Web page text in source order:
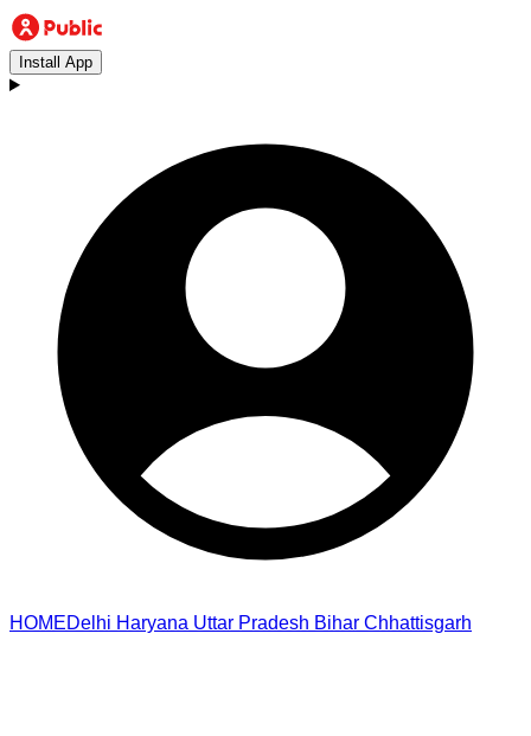
Install App
HOMEDelhi Haryana Uttar Pradesh Bihar Chhattisgarh